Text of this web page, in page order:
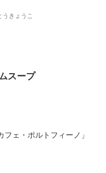
きょうこ
スープ
ェ・ポルトフィーノ」